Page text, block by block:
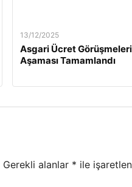
13/12/2025
Asgari Ücret
Aşaması Tamamlandı
Gerekli alanlar * ile